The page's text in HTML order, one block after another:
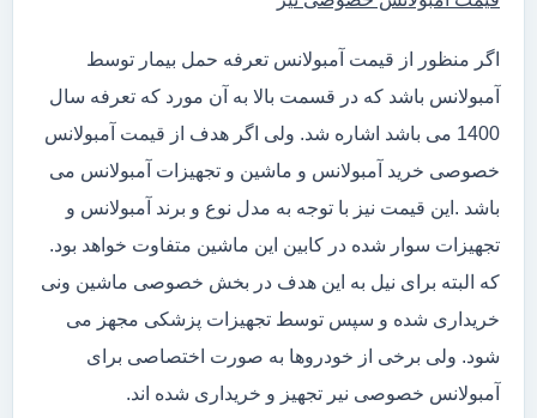
اگر منظور از قیمت آمبولانس تعرفه حمل بیمار توسط
آمبولانس باشد که در قسمت بالا به آن مورد که تعرفه سال
1400 می باشد اشاره شد. ولی اگر هدف از قیمت آمبولانس
خصوصی خرید آمبولانس و ماشین و تجهیزات آمبولانس می
باشد .این قیمت نیز با توجه به مدل نوع و برند آمبولانس و
تجهیزات سوار شده در کابین این ماشین متفاوت خواهد بود.
که البته برای نیل به این هدف در بخش خصوصی ماشین ونی
خریداری شده و سپس توسط تجهیزات پزشکی مجهز می
شود. ولی برخی از خودروها به صورت اختصاصی برای
آمبولانس خصوصی نیر تجهیز و خریداری شده اند.